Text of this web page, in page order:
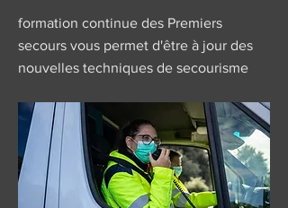
formation continue des Premiers
secours vous permet d'être à jour des
nouvelles techniques de secourisme